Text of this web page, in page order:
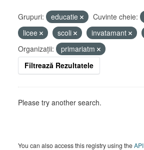
Grupuri: educatie Cuvinte cheie:
licee
scoli invatamant
Organizații:
primariatm
Filtrează Rezultatele
Please try another search.
You can also access this registry using theAPI